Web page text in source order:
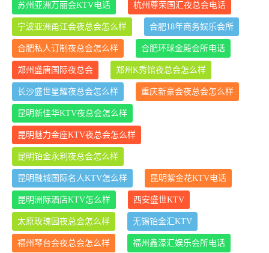
苏州亚洲万丽会KTV电话 杭州尊荣国汇夜总会电话
宁波亚洲甬江会夜总会怎么样 合肥18年商务娱乐会所
合肥私人订制夜总会怎么样 合肥环球金殿会所电话
郑州盛唐国际夜总会 郑州K秀馆夜总会怎么样
长沙盛世星耀夜总会怎么样 重庆新豪会夜总会怎么样
昆明新佳华KTV夜总会怎么样
昆明魅力金座KTV夜总会怎么样
昆明铂金永利夜总会怎么样
昆明融城国际名人KTV怎么样 昆明紫金花KTV电话
昆明洲际酒店KTV怎么样 西安盛世KTV
太原玫瑰园夜总会怎么样 无锡铂金汇KTV
福州琴台会夜总会怎么样 福州鑫濠汇娱乐会所电话